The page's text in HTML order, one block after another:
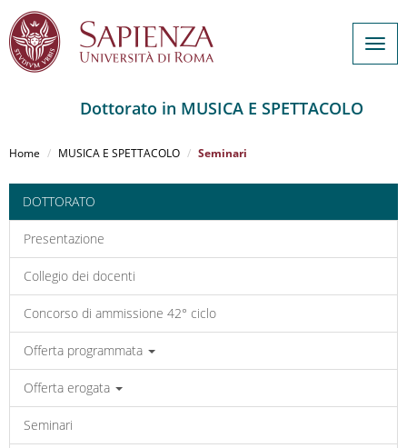
al
principale
Dottorato in MUSICA E SPETTACOLO
Home MUSICA E SPETTACOLO Seminari
DOTTORATO
Presentazione
Collegio dei docenti
Concorso di ammissione 42° ciclo
Offerta programmata
Offerta erogata
Seminari